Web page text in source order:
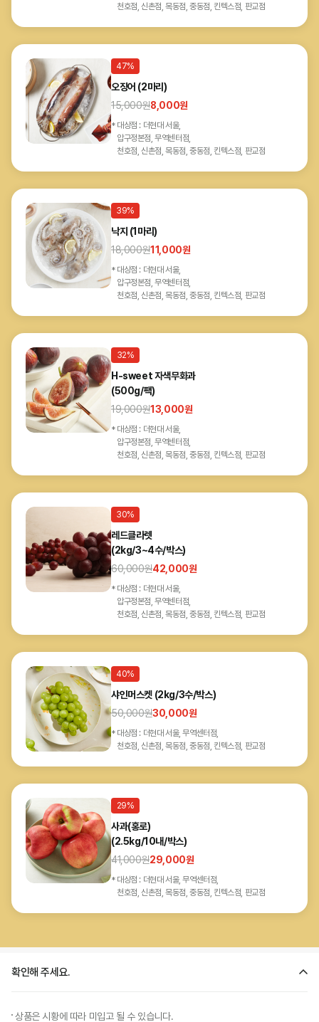
천호점, 신촌점, 목동점, 중동점, 킨텍스점, 판교점
47%
오징어 (2마리)
15,000원8,000원
대상점 : 더현대 서울,
압구정본점, 무역센터점,
천호점, 신촌점, 목동점, 중동점, 킨텍스점, 판교점
39%
낙지 (1마리)
18,000원11,000원
대상점 : 더현대 서울,
압구정본점, 무역센터점,
천호점, 신촌점, 목동점, 중동점, 킨텍스점, 판교점
32%
H-sweet 자색무화과
(500g/팩)
19,000원13,000원
대상점 : 더현대 서울,
압구정본점, 무역센터점,
천호점, 신촌점, 목동점, 중동점, 킨텍스점, 판교점
30%
레드클라렛
(2kg/3~4수/박스)
60,000원42,000원
대상점 : 더현대 서울,
압구정본점, 무역센터점,
천호점, 신촌점, 목동점, 중동점, 킨텍스점, 판교점
40%
샤인머스켓 (2kg/3수/박스)
50,000원30,000원
대상점 : 더현대 서울, 무역센터점,
천호점, 신촌점, 목동점, 중동점, 킨텍스점, 판교점
29%
사과(홍로)
(2.5kg/10내/박스)
41,000원29,000원
대상점 : 더현대 서울, 무역센터점,
천호점, 신촌점, 목동점, 중동점, 킨텍스점, 판교점
확인해 주세요. 자
기
확상품은 시황에 따라 미입고 될 수 있습니다.